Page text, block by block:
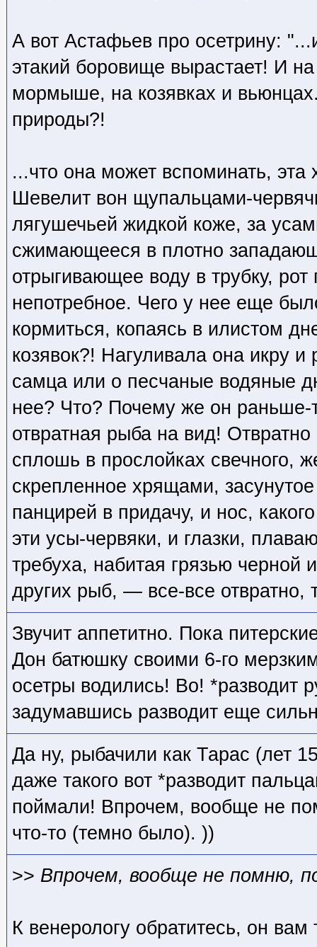
А вот Астафьев про осетрину:
этакий боровище вырастает! И
мормыше, на козявках и
природы?!
...что она может вспоминать, эта
Шевелит вон щупальцами-
лягушечьей жидкой коже, за
сжимающееся в плотно
отрыгивающее воду в трубку,
непотребное. Чего у нее еще
кормиться, копаясь в илистом
козявок?! Нагуливала она икру и
самца или о песчаные водяные
нее? Что? Почему же он раньше-
отвратная рыба на вид!
сплошь в прослойках свечного,
скрепленное хрящами,
панцирей в придачу, и нос,
эти усы-червяки, и глазки,
требуха, набитая грязью черной
других рыб, — все-все отвратно,
Звучит аппетитно. Пока
Дон батюшку своими 6-го
осетры водились! Во! *разводит
задумавшись разводит еще
Да ну, рыбачили как Тарас (лет
даже такого вот *разводит
поймали! Впрочем, вообще не
что-то (темно было). ))
>> Впрочем, вообще не помню,
К венерологу обратитесь, он вам